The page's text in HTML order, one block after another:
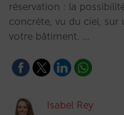
réservation : la
concrète, vu du ciel,
votre bâtiment. …
Isabel Rey